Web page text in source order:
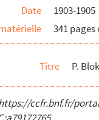
Date
1903-1905
341
Titre P.
ccfr.bnf.fr/